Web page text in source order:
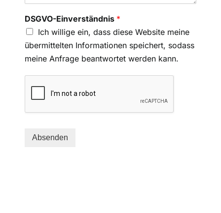
DSGVO-Einverständnis *
Ich willige ein, dass diese Website meine
übermittelten Informationen speichert, sodass
meine Anfrage beantwortet werden kann.
Absenden